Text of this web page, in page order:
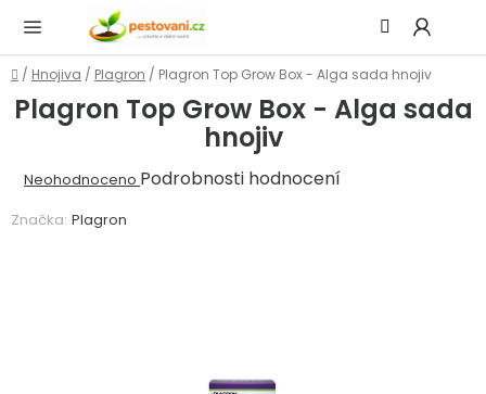
obsah
Domů
/ Hnojiva / Plagron / Plagron Top Grow Box - Alga sada hnojiv
Plagron Top Grow Box - Alga sada
hnojiv
Průměrné
Neohodnoceno Podrobnosti hodnocení
Značka: Plagron